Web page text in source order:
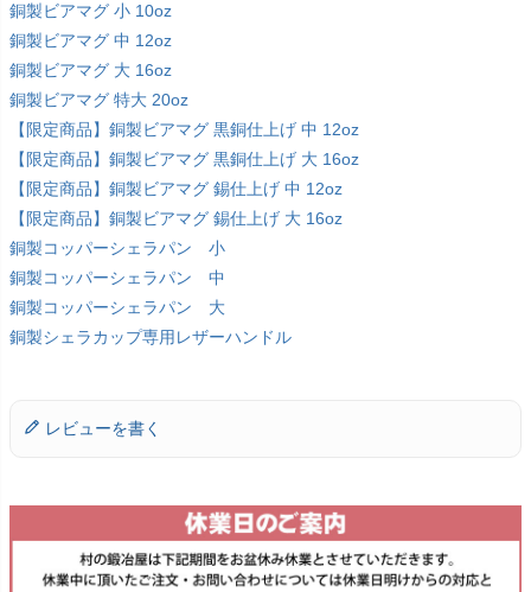
銅製ビアマグ 小 10oz
銅製ビアマグ 中 12oz
銅製ビアマグ 大 16oz
銅製ビアマグ 特大 20oz
【限定商品】銅製ビアマグ 黒銅仕上げ 中 12oz
【限定商品】銅製ビアマグ 黒銅仕上げ 大 16oz
【限定商品】銅製ビアマグ 錫仕上げ 中 12oz
【限定商品】銅製ビアマグ 錫仕上げ 大 16oz
銅製コッパーシェラパン 小
銅製コッパーシェラパン 中
銅製コッパーシェラパン 大
銅製シェラカップ専用レザーハンドル
レビューを書く